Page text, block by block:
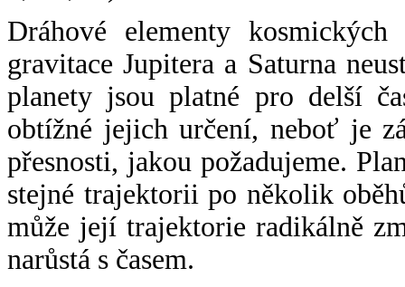
Dráhové elementy
gravitace Jupitera a Saturna
planety jsou platné pro delší
obtížné jejich určení, neboť je
přesnosti, jakou požadujeme.
stejné trajektorii po několik
může její trajektorie radikálně
narůstá s časem.